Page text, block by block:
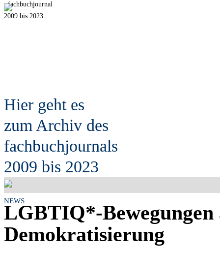
fachbuchjournal
2009 bis 2023
Hier geht es
zum Archiv des
fachbuchjournals
2009 bis 2023
NEWS
LGBTIQ*-Bewegungen
Demokratisierung